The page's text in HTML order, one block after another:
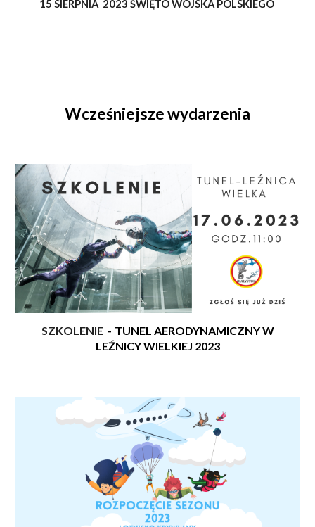
15 SIERPNIA 2023 ŚWIĘTO WOJSKA POLSKIEGO
Wcześniejsze wydarzenia
SZKOLENIE - TUNEL AERODYNAMICZNY W
LEŹNICY WIELKIEJ 2023